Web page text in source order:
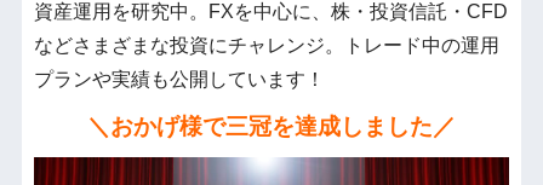
資産運用を研究中。FXを中心に、株・投資信託・CFD
などさまざまな投資にチャレンジ。トレード中の運用
プランや実績も公開しています！
＼おかげ様で三冠を達成しました／